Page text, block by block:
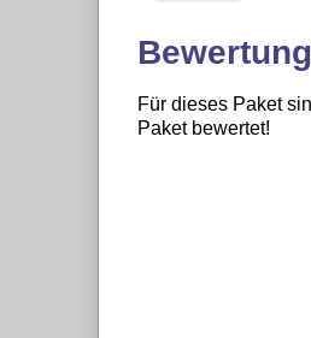
Für dieses Paket
Paket bewertet!